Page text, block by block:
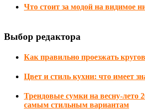
Что стоит за модой на видимое
Выбор редактора
Как правильно проезжать
Цвет и стиль кухни: что имеет
Трендовые сумки на весну-лето
самым стильным вариантам